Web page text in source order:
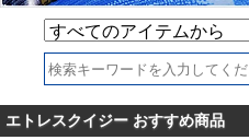
エトレスクイジー おすすめ商品